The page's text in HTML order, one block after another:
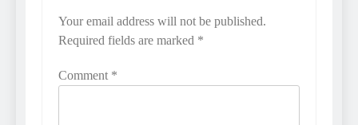
Your email address will not be published.
Required fields are marked *
Comment *